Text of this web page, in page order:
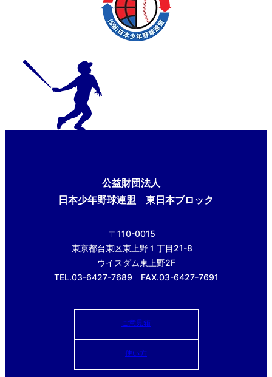
公益財団法人
日本少年野球連盟 東日本ブロック
〒110-0015
東京都台東区東上野１丁目21-8
ウイスダム東上野2F
TEL.03-6427-7689 FAX.03-6427-7691
ご意見箱
使い方